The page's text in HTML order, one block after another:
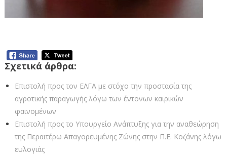
Σχετικά άρθρα:
Επιστολή προς τον ΕΛΓΑ με στόχο την προστασία της
αγροτικής παραγωγής λόγω των έντονων καιρικών
φαινομένων
Επιστολή προς το Υπουργείο Ανάπτυξης για την αναθεώρηση
της Περαιτέρω Απαγορευμένης Ζώνης στην Π.Ε. Κοζάνης λόγω
ευλογιάς